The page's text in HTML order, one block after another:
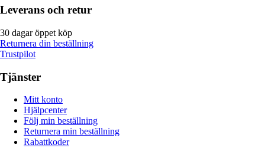
Leverans och retur
30 dagar öppet köp
Returnera din beställning
Trustpilot
Tjänster
Mitt konto
Hjälpcenter
Följ min beställning
Returnera min beställning
Rabattkoder